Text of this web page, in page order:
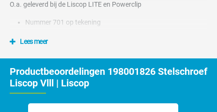
O.a. geleverd bij de Liscop LITE en Powerclip
Nummer 701 op tekening
Lees meer
Productbeoordelingen 198001826 Stelschroef
Liscop Vlll | Liscop